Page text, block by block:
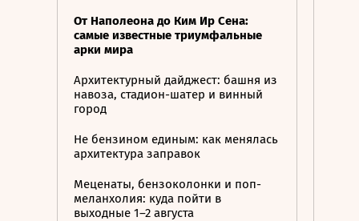
От Наполеона до Ким Ир Сена:
самые известные триумфальные
арки мира
Архитектурный дайджест: башня из
навоза, стадион-шатер и винный
город
Не бензином единым: как менялась
архитектура заправок
Меценаты, бензоколонки и поп-
меланхолия: куда пойти в
выходные 1–2 августа